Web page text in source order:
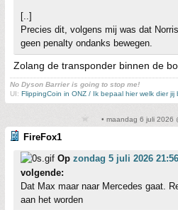
[..]
Precies dit, volgens mij was dat
geen penalty ondanks bewegen.
Zolang de transponder binnen de
No Dyson Barrier is going to stop me!
UI: FlippingCoin in ONZ / Ik bepaal hier welk dier jij
• maandag 6 juli 2026
FireFox1
Op zondag 5 juli 2026 21:56
volgende:
Dat Max maar naar Mercedes gaat.
aan het worden